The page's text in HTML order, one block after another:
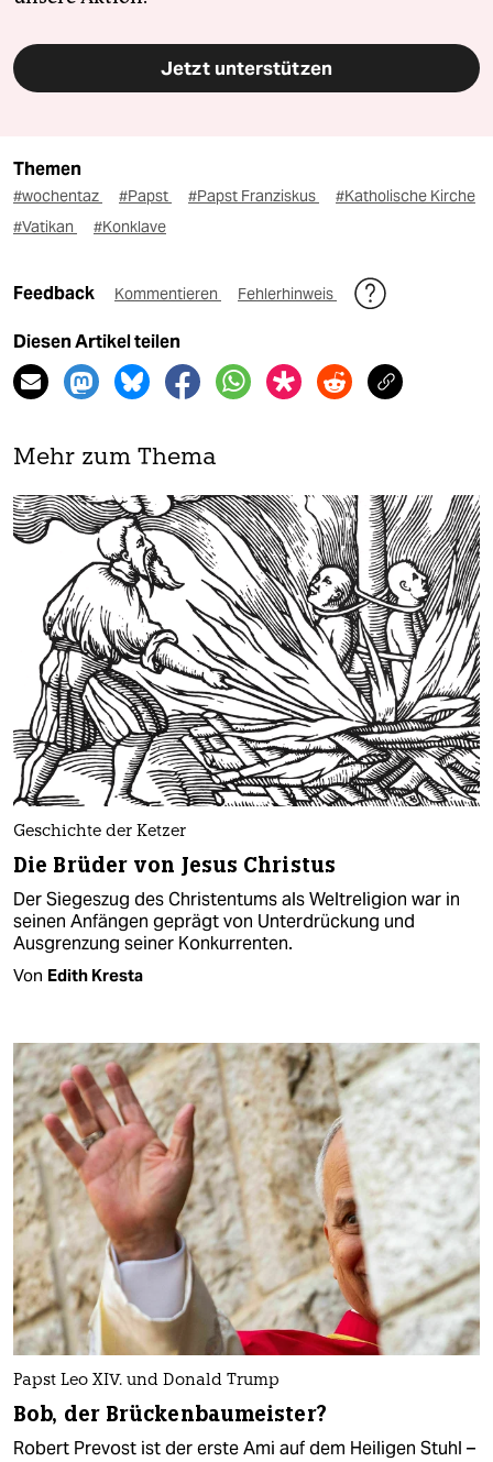
Jetzt unterstützen
Themen
#wochentaz #Papst #Papst Franziskus
#Katholische Kirche
#Vatikan
#Konklave
Feedback Kommentieren Fehlerhinweis
Diesen Artikel teilen
Mehr zum Thema
Geschichte der Ketzer
Die Brüder von Jesus Christus
Der Siegeszug des Christentums als Weltreligion war in
seinen Anfängen geprägt von Unterdrückung und
Ausgrenzung seiner Konkurrenten.
Von Edith Kresta
Papst Leo XIV. und Donald Trump
Bob, der Brückenbaumeister?
Robert Prevost ist der erste Ami auf dem Heiligen Stuhl –